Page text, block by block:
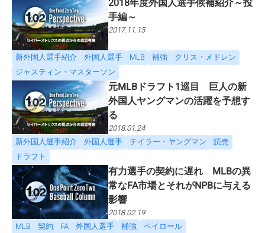
2018年度外国人選手候補紹介～投
手編～
2017.11.15
新外国人選手紹介 外国人選手 MLB 補強
クリス・メドレン
ジャスティン・マスターソン
元MLBドラフト1巡目 巨人の新
外国人ヤングマンの活躍を予想す
る
2018.01.24
新外国人選手紹介
外国人選手 テイラー・ヤングマン
読売
ドラフト
有力選手の契約に遅れ MLBの異
常なFA市場とそれがNPBに与える
影響
2018.02.19
MLB
契約 FA 外国人選手 補強 ペイロール